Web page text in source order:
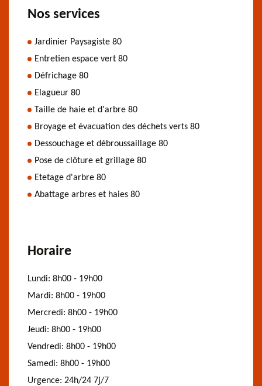
Nos services
Jardinier Paysagiste 80
Entretien espace vert 80
Défrichage 80
Elagueur 80
Taille de haie et d'arbre 80
Broyage et évacuation des déchets verts 80
Dessouchage et débroussaillage 80
Pose de clôture et grillage 80
Etetage d'arbre 80
Abattage arbres et haies 80
Horaire
Lundi: 8h00 - 19h00
Mardi: 8h00 - 19h00
Mercredi: 8h00 - 19h00
Jeudi: 8h00 - 19h00
Vendredi: 8h00 - 19h00
Samedi: 8h00 - 19h00
Urgence: 24h/24 7j/7